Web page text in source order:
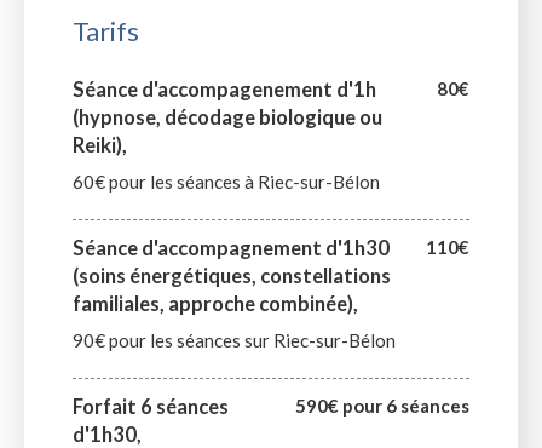
Tarifs
80€
Séance d'accompagenement d'1h
(hypnose, décodage biologique ou
Reiki),
60€ pour les séances à Riec-sur-Bélon
110€
Séance d'accompagnement d'1h30
(soins énergétiques, constellations
familiales, approche combinée),
90€ pour les séances sur Riec-sur-Bélon
590€ pour 6 séances
Forfait 6 séances
d'1h30,